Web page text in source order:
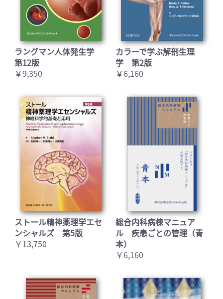
お買い物を続ける カートへ進む
ラングマン人体発生学
第12版
￥9,350
カラーで学ぶ解剖生理
学 第2版
￥6,160
ストール精神薬理学エセ
ンシャルズ 第5版
￥13,750
総合内科病棟マニュア
ル 疾患ごとの管理（青
本）
￥6,160